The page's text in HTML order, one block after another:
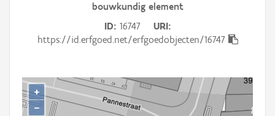
Gebeurtenis
Persoon of collectief
bouwkundig element
ID 16747
URI
https://id.erfgoed.net/erfgoedobjecten/16747
+
−